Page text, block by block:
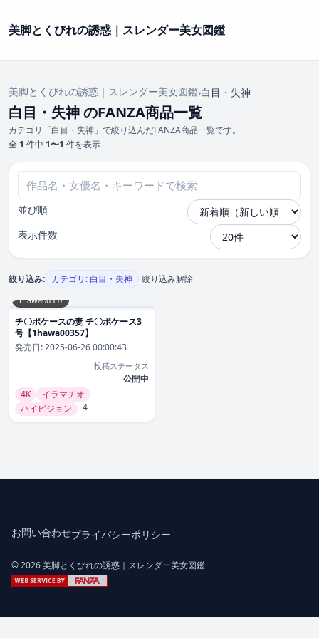
美脚とくびれの誘惑｜スレンダー美女図鑑
美脚とくびれの誘惑｜スレンダー美女図鑑›白目・失神
白目・失神 のFANZA商品一覧
カテゴリ「白目・失神」で絞り込んだFANZA商品一覧です。
全 1 件中 1〜1 件を表示
並び順
表示件数
絞り込み: カテゴリ: 白目・失神 絞り込み解除
1hawa00357
チ〇ポケースの妻 チ〇ポケース3
号【1hawa00357】
発売日:2025-06-26 00:00:43
投稿ステータス
公開中
4K
イラマチオ
ハイビジョン +4
お問い合わせプライバシーポリシー
© 2026 美脚とくびれの誘惑｜スレンダー美女図鑑